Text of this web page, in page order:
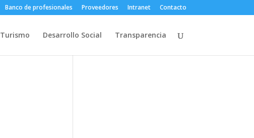
Banco de profesionales Proveedores Intranet Contacto
Turismo Desarrollo Social Transparencia